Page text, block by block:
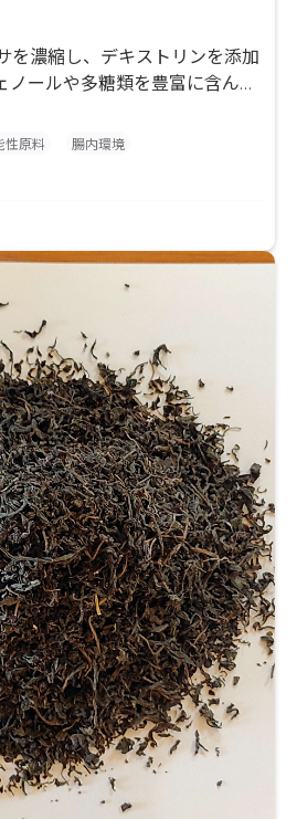
を濃縮し、デキストリンを添加
ノールや多糖類を豊富に含んで
だけではなく、ペット向けデー
性原料
腸内環境